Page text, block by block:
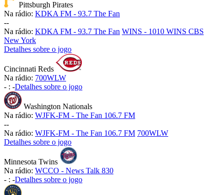
Pittsburgh Pirates
Na rádio: KDKA FM - 93.7 The Fan
--
Na rádio: KDKA FM - 93.7 The Fan WINS - 1010 WINS CBS
New York
Detalhes sobre o jogo
Cincinnati Reds
Na rádio: 700WLW
- : -Detalhes sobre o jogo
Washington Nationals
Na rádio: WJFK-FM - The Fan 106.7 FM
--
Na rádio: WJFK-FM - The Fan 106.7 FM 700WLW
Detalhes sobre o jogo
Minnesota Twins
Na rádio: WCCO - News Talk 830
- : -Detalhes sobre o jogo